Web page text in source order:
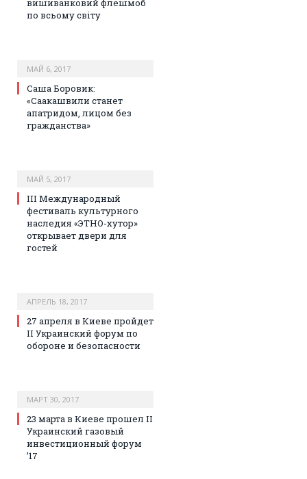
вишиванковий флешмоб
по всьому світу
МАЙ 6, 2017
Саша Боровик:
«Саакашвили станет
апатридом, лицом без
гражданства»
МАЙ 5, 2017
III Международный
фестиваль культурного
наследия «ЭТНО-хутор»
открывает двери для
гостей
АПРЕЛЬ 18, 2017
27 апреля в Киеве пройдет
II Украинский форум по
обороне и безопасности
МАРТ 30, 2017
23 марта в Киеве прошел II
Украинский газовый
инвестиционный форум
’17